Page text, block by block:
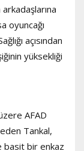
oyuncağı
açısından
yüksekliği
AFAD
Tankal,
basit bir enkaz